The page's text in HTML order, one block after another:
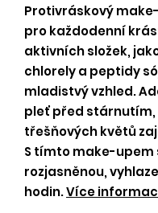
Protivráskový
pro každodenní
aktivních složek,
chlorely a peptidy
mladistvý vzhled.
pleť před
třešňových květů
S tímto make-upem
rozjasněnou,
hodin.Více